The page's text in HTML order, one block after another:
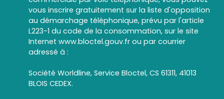
vous inscrire gratuitement sur la liste d'opposition
au démarchage téléphonique, prévu par l'article
L223-1 du code de la consommation, sur le site
Internet www.bloctel.gouv.fr ou par courrier
adressé à :
Société Worldline, Service Bloctel, CS 61311, 41013
BLOIS CEDEX.